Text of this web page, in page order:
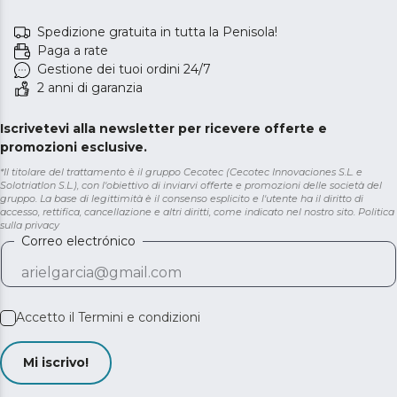
Spedizione gratuita in tutta la Penisola!
Paga a rate
Gestione dei tuoi ordini 24/7
2 anni di garanzia
Iscrivetevi alla newsletter per ricevere offerte e
promozioni esclusive.
*Il titolare del trattamento è il gruppo Cecotec (Cecotec Innovaciones S.L. e
Solotriatlon S.L.), con l'obiettivo di inviarvi offerte e promozioni delle società del
gruppo. La base di legittimità è il consenso esplicito e l'utente ha il diritto di
accesso, rettifica, cancellazione e altri diritti, come indicato nel nostro sito. Politica
sulla privacy
Correo electrónico
Accetto il Termini e condizioni
Mi iscrivo!